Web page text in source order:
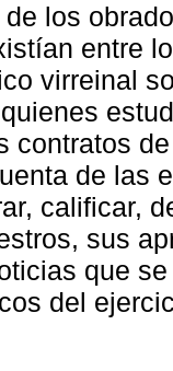
los
entre
virreinal
contratos
de las
calificar,
sus
que
del